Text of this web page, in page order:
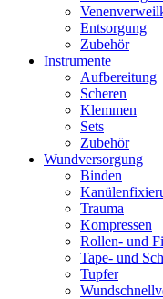
Entsorgung
Zubehör
Instrumente
Aufbereitung
Scheren
Klemmen
Sets
Zubehör
Wundversorgung
Binden
Trauma
Kompressen
Rollen- und
Tape- und
Tupfer